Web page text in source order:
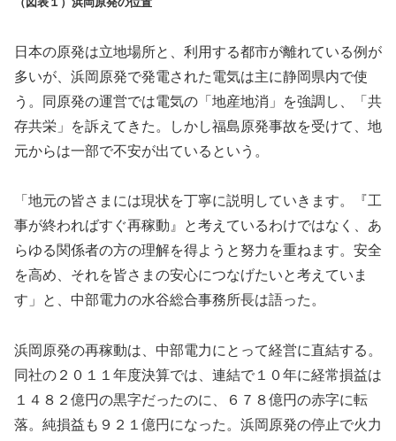
日本の原発は立地場所と、利用する都市が離れている例が
多いが、浜岡原発で発電された電気は主に静岡県内で使
う。同原発の運営では電気の「地産地消」を強調し、「共
存共栄」を訴えてきた。しかし福島原発事故を受けて、地
元からは一部で不安が出ているという。
「地元の皆さまには現状を丁寧に説明していきます。『工
事が終わればすぐ再稼動』と考えているわけではなく、あ
らゆる関係者の方の理解を得ようと努力を重ねます。安全
を高め、それを皆さまの安心につなげたいと考えていま
す」と、中部電力の水谷総合事務所長は語った。
浜岡原発の再稼動は、中部電力にとって経営に直結する。
同社の２０１１年度決算では、連結で１０年に経常損益は
１４８２億円の黒字だったのに、６７８億円の赤字に転
落。純損益も９２１億円になった。浜岡原発の停止で火力